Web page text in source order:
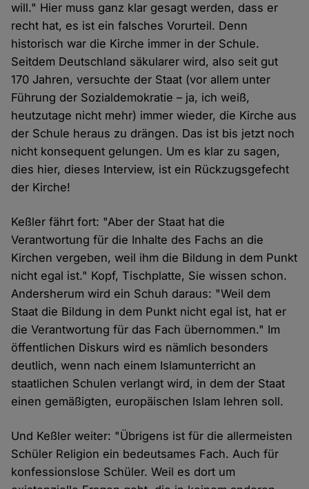
will." Hier muss ganz klar gesagt werden, dass er
recht hat, es ist ein falsches Vorurteil. Denn
historisch war die Kirche immer in der Schule.
Seitdem Deutschland säkularer wird, also seit gut
170 Jahren, versuchte der Staat (vor allem unter
Führung der Sozialdemokratie – ja, ich weiß,
heutzutage nicht mehr) immer wieder, die Kirche aus
der Schule heraus zu drängen. Das ist bis jetzt noch
nicht konsequent gelungen. Um es klar zu sagen,
dies hier, dieses Interview, ist ein Rückzugsgefecht
der Kirche!
Keßler fährt fort: "Aber der Staat hat die
Verantwortung für die Inhalte des Fachs an die
Kirchen vergeben, weil ihm die Bildung in dem Punkt
nicht egal ist." Kopf, Tischplatte, Sie wissen schon.
Andersherum wird ein Schuh daraus: "Weil dem
Staat die Bildung in dem Punkt nicht egal ist, hat er
die Verantwortung für das Fach übernommen." Im
öffentlichen Diskurs wird es nämlich besonders
deutlich, wenn nach einem Islamunterricht an
staatlichen Schulen verlangt wird, in dem der Staat
einen gemäßigten, europäischen Islam lehren soll.
Und Keßler weiter: "Übrigens ist für die allermeisten
Schüler Religion ein bedeutsames Fach. Auch für
konfessionslose Schüler. Weil es dort um